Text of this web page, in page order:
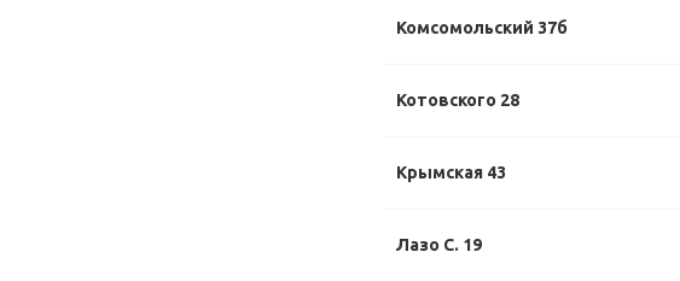
Комсомольский 37б
Котовского 28
Крымская 43
Лазо С. 19